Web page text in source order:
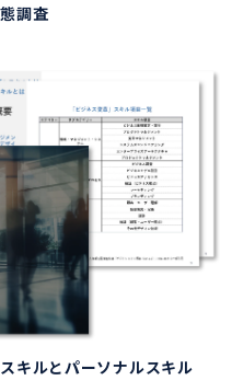
調査
キルとパーソナルスキル